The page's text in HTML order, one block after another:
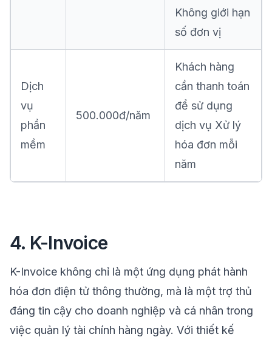
Không giới hạn
số đơn vị
Dịch
vụ
phần
mềm
500.000đ/năm
Khách hàng
cần thanh toán
để sử dụng
dịch vụ Xử lý
hóa đơn mỗi
năm
4. K-Invoice
K-Invoice không chỉ là một ứng dụng phát hành
hóa đơn điện tử thông thường, mà là một trợ thủ
đáng tin cậy cho doanh nghiệp và cá nhân trong
việc quản lý tài chính hàng ngày. Với thiết kế